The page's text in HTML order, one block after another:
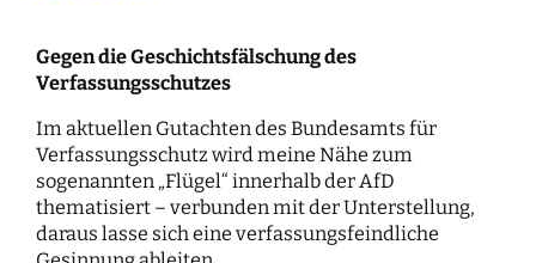
Gegen die Geschichtsfälschung des
Verfassungsschutzes
Im aktuellen Gutachten des Bundesamts für
Verfassungsschutz wird meine Nähe zum
sogenannten „Flügel“ innerhalb der AfD
thematisiert – verbunden mit der Unterstellung,
daraus lasse sich eine verfassungsfeindliche